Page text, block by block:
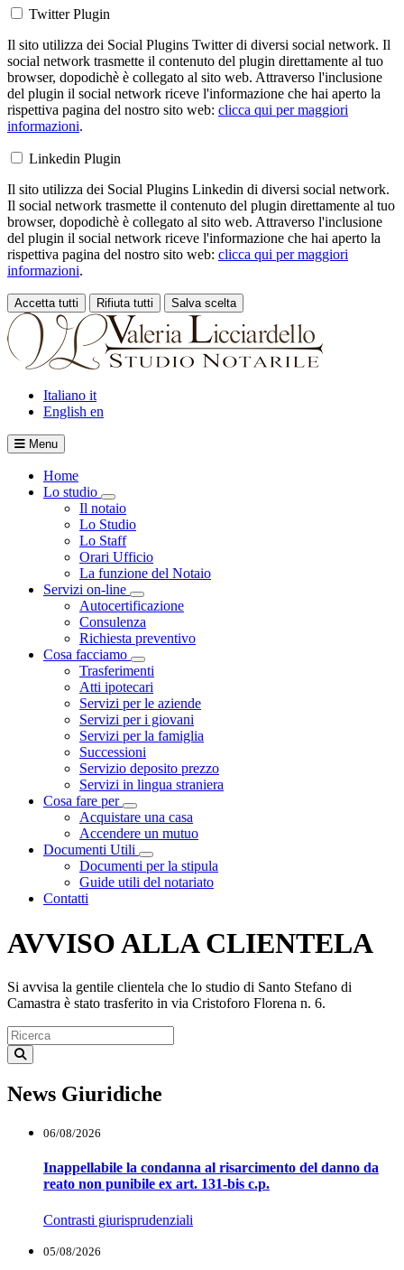
Twitter Plugin
Il sito utilizza dei Social Plugins Twitter di diversi social network. Il
social network trasmette il contenuto del plugin direttamente al tuo
browser, dopodichè è collegato al sito web. Attraverso l'inclusione
del plugin il social network riceve l'informazione che hai aperto la
rispettiva pagina del nostro sito web: clicca qui per maggiori
informazioni.
Linkedin Plugin
Il sito utilizza dei Social Plugins Linkedin di diversi social network.
Il social network trasmette il contenuto del plugin direttamente al tuo
browser, dopodichè è collegato al sito web. Attraverso l'inclusione
del plugin il social network riceve l'informazione che hai aperto la
rispettiva pagina del nostro sito web: clicca qui per maggiori
informazioni.
Accetta tutti Rifiuta tutti Salva scelta
Loading...
Italiano it
English en
Menu
Home
Lo studio
Visualizza menù di secondo livello
Il notaio
Lo Studio
Lo Staff
Orari Ufficio
La funzione del Notaio
Servizi on-line
Visualizza menù di secondo livello
Autocertificazione
Consulenza
Richiesta preventivo
Cosa facciamo
Visualizza menù di secondo livello
Trasferimenti
Atti ipotecari
Servizi per le aziende
Servizi per i giovani
Servizi per la famiglia
Successioni
Servizio deposito prezzo
Servizi in lingua straniera
Cosa fare per
Visualizza menù di secondo livello
Acquistare una casa
Accendere un mutuo
Documenti Utili
Visualizza menù di secondo livello
Documenti per la stipula
Guide utili del notariato
Contatti
AVVISO ALLA CLIENTELA
Si avvisa la gentile clientela che lo studio di Santo Stefano di
Camastra è stato trasferito in via Cristoforo Florena n. 6.
News Giuridiche
06/08/2026
Inappellabile la condanna al risarcimento del danno da
reato non punibile ex art. 131-bis c.p.
Contrasti giurisprudenziali
05/08/2026